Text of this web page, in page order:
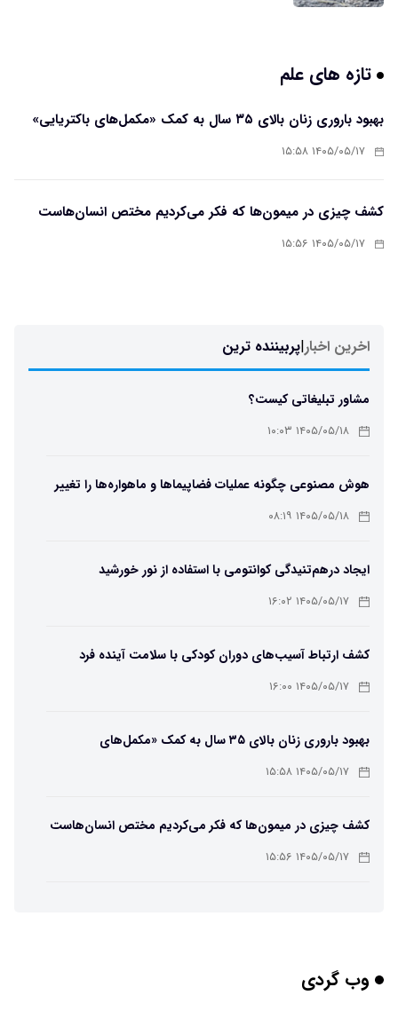
تازه های علم
بهبود باروری زنان بالای ۳۵ سال به کمک «مکمل‌های باکتریایی»
۱۴۰۵/۰۵/۱۷ ۱۵:۵۸
کشف چیزی در میمون‌ها که فکر می‌کردیم مختص انسان‌هاست
۱۴۰۵/۰۵/۱۷ ۱۵:۵۶
اخرین اخبار|پربیننده ترین
مشاور تبلیغاتی کیست؟
۱۴۰۵/۰۵/۱۸ ۱۰:۰۳
هوش مصنوعی چگونه عملیات فضاپیماها و ماهواره‌ها را تغییر
می‌دهد؟
۱۴۰۵/۰۵/۱۸ ۰۸:۱۹
ایجاد درهم‌تنیدگی کوانتومی با استفاده از نور خورشید
۱۴۰۵/۰۵/۱۷ ۱۶:۰۲
کشف ارتباط آسیب‌های دوران کودکی با سلامت آینده فرد
۱۴۰۵/۰۵/۱۷ ۱۶:۰۰
بهبود باروری زنان بالای ۳۵ سال به کمک «مکمل‌های
باکتریایی»
۱۴۰۵/۰۵/۱۷ ۱۵:۵۸
کشف چیزی در میمون‌ها که فکر می‌کردیم مختص انسان‌هاست
۱۴۰۵/۰۵/۱۷ ۱۵:۵۶
محققان از هوش مصنوعی برای ساخت ویروس‌های جدید
وب گردی